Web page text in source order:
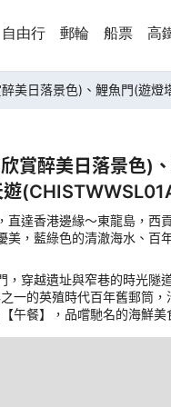
自由行 郵輪 船票 高
美日落景色)、鯉魚門(遊
賞醉美日落景色)
(
直達香港邊緣～東龍島，
，藍綠色的清澈海水、百
，穿越遺址與窄巷的時光
一的英殖時代百年舊郵筒
午餐】，品嚐馳名的海鮮美